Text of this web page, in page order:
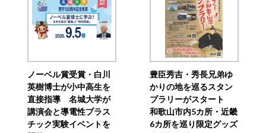
ノーベル賞受賞・白川
英樹博士が小中高生を
直接指導 名城大学が
講演会と導電性プラス
チック実験イベントを
豊臣秀吉・秀長兄弟ゆ
かりの地を巡るスタン
プラリーがスタート
和歌山市内5カ所・近畿
6カ所を巡り限定グッズ